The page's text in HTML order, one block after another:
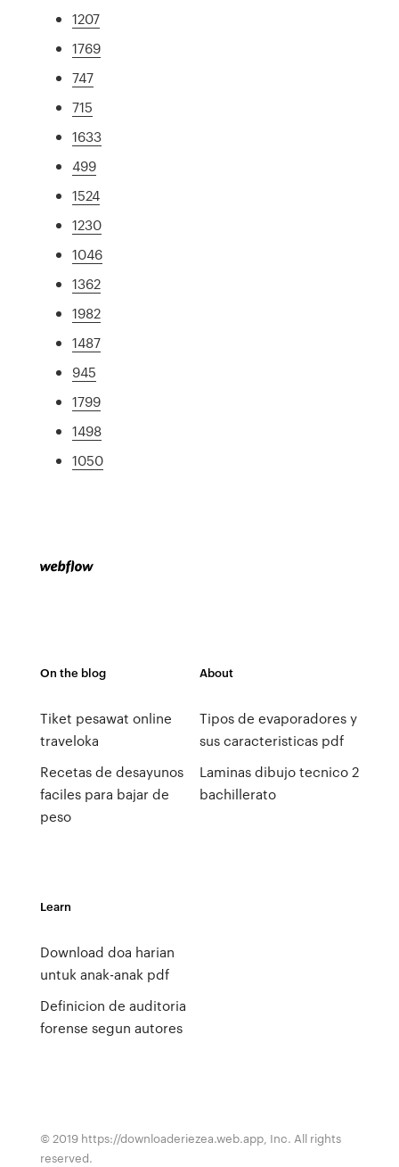
1207
1769
747
715
1633
499
1524
1230
1046
1362
1982
1487
945
1799
1498
1050
On the blog
Tiket pesawat online
traveloka
Recetas de desayunos
faciles para bajar de
peso
About
Tipos de evaporadores y
sus caracteristicas pdf
Laminas dibujo tecnico 2
bachillerato
Learn
Download doa harian
untuk anak-anak pdf
Definicion de auditoria
forense segun autores
© 2019 https://downloaderiezea.web.app, Inc. All rights
reserved.